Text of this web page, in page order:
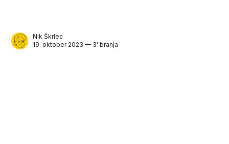
Nik Škrlec
19. oktober 2023 — 3' branja